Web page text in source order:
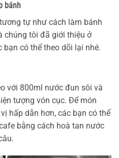
bánh
tự như cách làm bánh
chúng tôi đã giới thiệu ở
bạn có thể theo dõi lại nhé.
với 800ml nước đun sôi và
tượng vón cục. Để món
hấp dẫn hơn, các bạn có thể
bằng cách hoà tan nước